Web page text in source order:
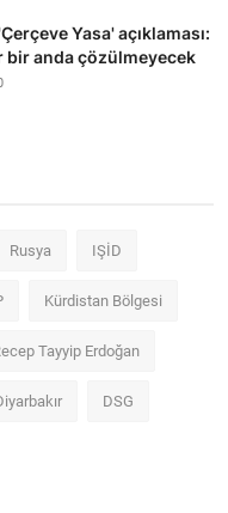
Yasa' açıklaması:
bir anda çözülmeyecek
Rusya IŞİD
Kürdistan Bölgesi
Tayyip Erdoğan
DSG